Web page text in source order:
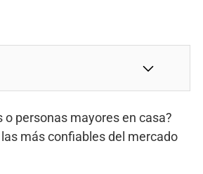
personas mayores en casa?
más confiables del mercado